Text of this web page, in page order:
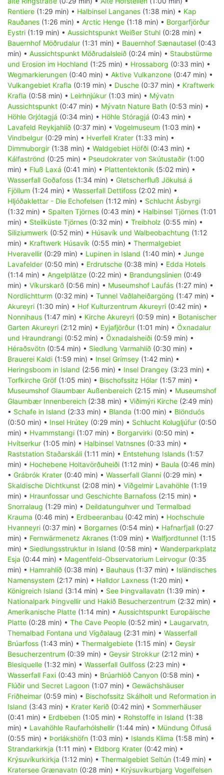
Rentiere (1:29 min) • Halbinsel Langanes (1:38 min) • Kap
Rauðanes (1:26 min) • Arctic Henge (1:18 min) • Borgarfjörður
Eystri (1:19 min) • Aussichtspunkt Weißer Stuhl (0:28 min) •
Bauernhof Möðrudalur (1:31 min) • Bauernhof Sænautasel (0:43
min) • Aussichtspunkt Möðrudalsleið (0:24 min) • Staubstürme
und Erosion im Hochland (1:25 min) • Hrossaborg (0:33 min) •
Wegmarkierungen (0:40 min) • Aktive Vulkanzone (0:47 min) •
Vulkangebiet Krafla (0:19 min) • Dusche (0:37 min) • Kraftwerk
Krafla (0:58 min) • Leirhnjúkur (1:03 min) • Mývatn
Aussichtspunkt (0:47 min) • Mývatn Nature Bath (0:53 min) •
Höhle Grjótagjá (0:34 min) • Höhle Stóragjá (0:43 min) •
Lavafeld Reykjahlíð (0:37 min) • Vogelmuseum (1:03 min) •
Vindbelgur (0:29 min) • Hverfell Krater (1:33 min) •
Dimmuborgir (1:38 min) • Waldgebiet Höfði (0:43 min) •
Kálfaströnd (0:25 min) • Pseudokrater von Skútustaðir (1:00
min) • Fluß Laxá (0:41 min) • Plattentektonik (5:02 min) •
Wasserfall Goðafoss (1:34 min) • Gletscherfluß Jökulsá á
Fjöllum (1:24 min) • Wasserfall Dettifoss (2:02 min) •
Hljóðaklettar - Die Echofelsen (1:12 min) • Schlucht Ásbyrgi
(1:32 min) • Spalten Tjörnes (0:43 min) • Halbinsel Tjörnes (1:01
min) • Steilküste Tjörnes (0:32 min) • Treibholz (0:55 min) •
Siliziumwerk (0:52 min) • Húsavík und Walbeobachtung (1:12
min) • Kraftwerk Húsavík (0:55 min) • Thermalgebiet
Hveravellir (0:29 min) • Lupinen in Island (1:40 min) • Junge
Lavafelder (0:50 min) • Erdrutsche (0:38 min) • Edda Hotels
(1:14 min) • Angelplätze (0:22 min) • Brandungslinien (0:49
min) • Víkurskarð (0:56 min) • Museumshof Laufás (1:27 min) •
Nordlichtturm (0:32 min) • Tunnel Vaðlaheiðargöng (1:47 min) •
Akureyri (1:30 min) • Hof Kulturzentrum Akureyri (0:42 min) •
Nonnihaus (1:47 min) • Kirche Akureyri (0:59 min) • Botanischer
Garten Akureyri (2:12 min) • Eyjafjörður (1:01 min) • Öxnadalur
und Hraundrangi (0:52 min) • Öxnadalsheiði (0:59 min) •
Héraðsvötn (0:54 min) • Siedlung Varmahlíð (0:30 min) •
Brauerei Kaldi (1:59 min) • Insel Grímsey (1:42 min) •
Heringsboom in Island (2:56 min) • Insel Drangey (3:23 min) •
Torfkirche Gröf (1:05 min) • Bischofssitz Hólar (1:57 min) •
Museumshof Glaumbær Außenbereich (2:15 min) • Museumshof
Glaumbær Innenbereich (2:38 min) • Viðimýri Kirche (2:49 min)
• Schafe in Island (2:33 min) • Blanda (1:00 min) • Blönduós
(0:50 min) • Insel Hrútey (0:29 min) • Schlucht Kolugljúfur (0:50
min) • Hvammstangi (1:07 min) • Borgarvirki (0:50 min) •
Hvítserkur (1:05 min) • Halbinsel Vatnsnes (0:33 min) •
Raststation Staðarskáli (1:11 min) • Entstehung Islands (1:57
min) • Hochebene Holtavörðuheiði (1:12 min) • Baula (0:46 min)
• Grábrók Krater (0:40 min) • Wasserfall Glanni (0:29 min) •
Skaldische Dichtkunst (2:08 min) • Viðgelmir Lavahöhle (1:19
min) • Hraunfossar und Geschichte Barnafoss (2:15 min) •
Snorralaug (1:29 min) • Deildatunguhver und Termalbad
Krauma (0:46 min) • Erdbeeranbau (0:42 min) • Hochschule
Hvanneyri (0:37 min) • Borgarnes (0:54 min) • Hafnarfjall (0:27
min) • Fernwärmenetz Akranes (1:09 min) • Walfjordtunnel (1:15
min) • Siedlungsstruktur in Island (0:58 min) • Wanderparkplatz
Esja (0:44 min) • Magentfeld-Observatorium Leirvogur (0:35
min) • Hamrahlíð (0:38 min) • Bauhaus (1:37 min) • Isländisches
Namensystem (2:17 min) • Halldor Laxness (1:20 min) •
Königreich Island (3:14 min) • See Þingvallavatn (1:39 min) •
Nationalpark Þingvellir und Hakið Besucherzentrum (2:32 min) •
Amerikanische Platte (1:14 min) • Aussichtspunkt Europäische
Platte (0:28 min) • The Cave People (0:52 min) • Laugarvatn,
Themalbad Fontana und Vígðalaug (2:31 min) • Wasserfall
Brúarfoss (1:43 min) • Thermalgebiete (1:15 min) • Geysir
Besucherzentrum (0:39 min) • Geysir Strokkur (2:12 min) •
Blesiquelle (1:32 min) • Wasserfall Gullfoss (2:23 min) •
Wasserfall Faxi (0:43 min) • Brúarhlöð Canyon (0:58 min) •
Flúðir und Secret Lagoon (1:07 min) • Gewächshäuser
Friðheimar (0:59 min) • Bischofssitz Skálholt und Reformation in
Island (3:43 min) • Krater Kerið (0:42 min) • Sommerhäuser
(0:41 min) • Erdbeben (1:05 min) • Rohstoffe in Island (1:38
min) • Lavahöhle Raufarhólshellir (1:44 min) • Mündung Ölfusá
(0:55 min) • Þorlákshöfn (1:03 min) • Islands Klima (1:58 min) •
Strandarkirkja (1:11 min) • Eldborg Krater (0:42 min) •
Krýsuvíkurkirkja (1:12 min) • Thermalgebiet Seltún (1:49 min) •
Kratersee Grænavatn (0:28 min) • Krýsuvíkurbjarg Vogelfelsen